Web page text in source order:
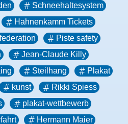
Schneehaltesystem
Hahnenkamm Tickets
Piste safety
Jean-Claude Killy
Steilhang
Plakat
kunst
Rikki Spiess
plakat-wettbewerb
Hermann Maier